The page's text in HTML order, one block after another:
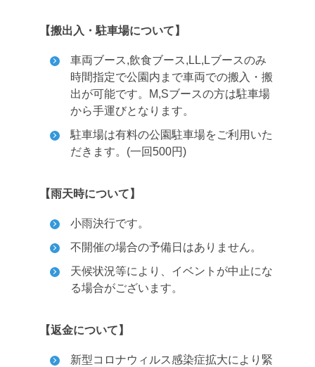
【搬出入・駐車場について】
車両ブース,飲食ブース,LL,Lブースのみ
時間指定で公園内まで車両での搬入・搬
出が可能です。M,Sブースの方は駐車場
から手運びとなります。
駐車場は有料の公園駐車場をご利用いた
だきます。(一回500円)
【雨天時について】
小雨決行です。
不開催の場合の予備日はありません。
天候状況等により、イベントが中止にな
る場合がございます。
【返金について】
新型コロナウィルス感染症拡大により緊